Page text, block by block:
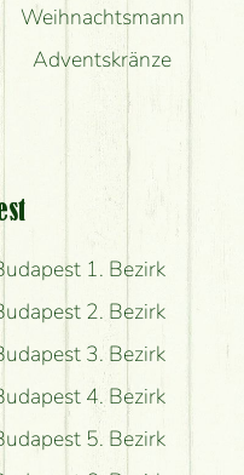
Weihnachtsmann
Adventskränze
1. Bezirk
2. Bezirk
3. Bezirk
4. Bezirk
5. Bezirk